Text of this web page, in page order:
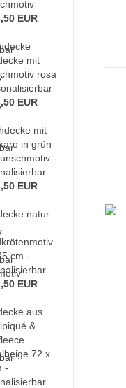
EUR
mit
rosa
EUR
mit
in grün
-
EUR
natur
cm -
EUR
aus
&
72 x
-